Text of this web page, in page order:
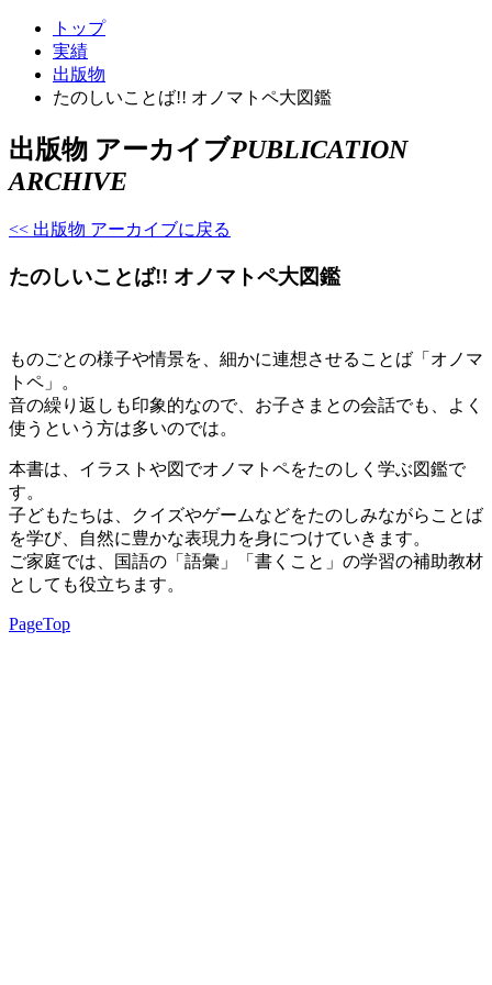
トップ
実績
出版物
たのしいことば!! オノマトペ大図鑑
出版物 アーカイブPUBLICATION
ARCHIVE
<< 出版物 アーカイブに戻る
たのしいことば!! オノマトペ大図鑑
ものごとの様子や情景を、細かに連想させることば「オノマ
トペ」。
音の繰り返しも印象的なので、お子さまとの会話でも、よく
使うという方は多いのでは。
本書は、イラストや図でオノマトペをたのしく学ぶ図鑑で
す。
子どもたちは、クイズやゲームなどをたのしみながらことば
を学び、自然に豊かな表現力を身につけていきます。
ご家庭では、国語の「語彙」「書くこと」の学習の補助教材
としても役立ちます。
PageTop